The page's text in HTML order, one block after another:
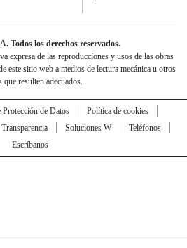
Todos los derechos reservados.
expresa de las reproducciones y usos de las obras
este sitio web a medios de lectura mecánica u otros
que resulten adecuados.
Protección de Datos
Política de cookies
Transparencia Soluciones W
Teléfonos
Escríbanos